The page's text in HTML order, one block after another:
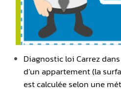
Diagnostic loi Carrez
d’un appartement (la
est calculée selon une